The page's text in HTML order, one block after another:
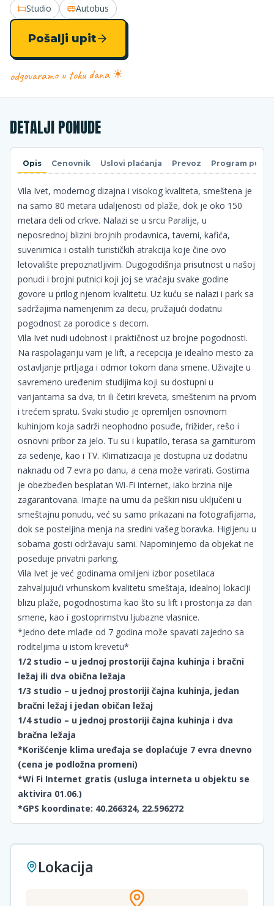
Studio Autobus
Pošalji upit
odgovaramo u toku dana ☀
DETALJI PONUDE
Opis Cenovnik Uslovi plaćanja Prevoz Program
Vila Ivet, modernog dizajna i visokog kvaliteta, smeštena je
na samo 80 metara udaljenosti od plaže, dok je oko 150
metara deli od crkve. Nalazi se u srcu Paralije, u
neposrednoj blizini brojnih prodavnica, taverni, kafića,
suvenirnica i ostalih turističkih atrakcija koje čine ovo
letovalište prepoznatljivim. Dugogodišnja prisutnost u našoj
ponudi i brojni putnici koji joj se vraćaju svake godine
govore u prilog njenom kvalitetu. Uz kuću se nalazi i park sa
sadržajima namenjenim za decu, pružajući dodatnu
pogodnost za porodice s decom.
Vila Ivet nudi udobnost i praktičnost uz brojne pogodnosti.
Na raspolaganju vam je lift, a recepcija je idealno mesto za
ostavljanje prtljaga i odmor tokom dana smene. Uživajte u
savremeno uređenim studijima koji su dostupni u
varijantama sa dva, tri ili četiri kreveta, smeštenim na prvom
i trećem spratu. Svaki studio je opremljen osnovnom
kuhinjom koja sadrži neophodno posuđe, frižider, rešo i
osnovni pribor za jelo. Tu su i kupatilo, terasa sa garniturom
za sedenje, kao i TV. Klimatizacija je dostupna uz dodatnu
naknadu od 7 evra po danu, a cena može varirati. Gostima
je obezbeđen besplatan Wi-Fi internet, iako brzina nije
zagarantovana. Imajte na umu da peškiri nisu uključeni u
smeštajnu ponudu, već su samo prikazani na fotografijama,
dok se posteljina menja na sredini vašeg boravka. Higijenu u
sobama gosti održavaju sami. Napominjemo da objekat ne
poseduje privatni parking.
Vila Ivet je već godinama omiljeni izbor posetilaca
zahvaljujući vrhunskom kvalitetu smeštaja, idealnoj lokaciji
blizu plaže, pogodnostima kao što su lift i prostorija za dan
smene, kao i gostoprimstvu ljubazne vlasnice.
*Jedno dete mlađe od 7 godina može spavati zajedno sa
roditeljima u istom krevetu*
1/2 studio – u jednoj prostoriji čajna kuhinja i bračni
ležaj ili dva obična ležaja
1/3 studio – u jednoj prostoriji čajna kuhinja, jedan
bračni ležaj i jedan običan ležaj
1/4 studio – u jednoj prostoriji čajna kuhinja i dva
bračna ležaja
*Korišćenje klima uređaja se doplaćuje 7 evra dnevno
(cena je podložna promeni)
*Wi Fi Internet gratis (usluga interneta u objektu se
aktivira 01.06.)
*GPS koordinate: 40.266324, 22.596272
Lokacija